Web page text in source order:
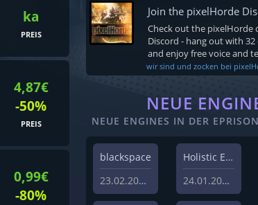
ka
PREIS
4,87€
-50%
PREIS
0,99€
-80%
Join the pixelHorde
Check out the pixelHorde
Discord - hang out with
and enjoy free voice and
wir sind und zocken bei
NEUE
NEUE ENGINES IN DER
blackspace
23.02.2026
Holistic Engine
24.01.2024